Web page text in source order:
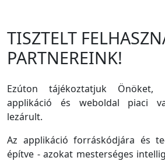
TISZTELT
PARTNEREINK!
Ezúton tájékoztatjuk
applikáció és weboldal piaci
lezárult.
Az applikáció forráskódjára és
építve - azokat mesterséges